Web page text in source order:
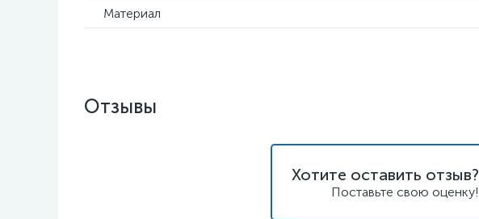
Материал
Отзывы
Хотите оставить отзыв?
Поставьте свою оценку!